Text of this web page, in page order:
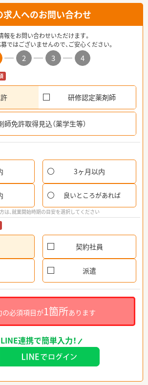
求人へのお問い合わせ
報をお問い合わせいただけます。
ではございませんので、ご安心ください。
2 3
4
研修認定薬剤師
師免許取得見込（薬学生等）
3ヶ月以内
良いところがあれば
、就業開始時期の目安を選択してください
契約社員
派遣
の必須項目が1箇所あります
LINE連携で簡単入力！